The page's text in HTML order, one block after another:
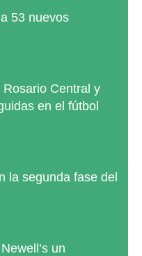
53 nuevos
Central y
en el fútbol
la segunda fase del
un